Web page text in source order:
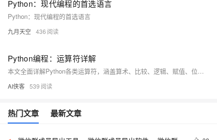
Python：现代编程的首选语言
Python：现代编程的首选语言
九月天空 436
Python编程：运算符详解
本文全面详解Python各类运算符，涵盖算术、比较、逻辑、赋值、位、身份、成员运算符及优先级规则，结合实例代码与运行结果，助你深入掌握Python运算符的使用方法与应用场景。
AI侠客 539
热门文章 最新文章